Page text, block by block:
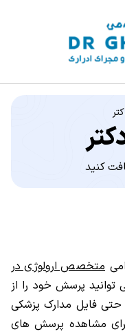
کنید
متخصص ارولوژی در
پرسش خود را از
فایل مدارک پزشکی
مشاهده پرسش های